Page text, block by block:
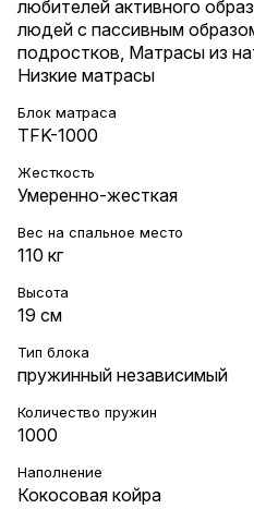
любителей активного
людей с пассивным
подростков Матрасы из
Низкие матрасы
Блок матраса
TFK-1000
Жесткость
Умеренно-жесткая
Вес на cпальное место
110 кг
Высота
19 см
Тип блока
пружинный независимый
Количество пружин
1000
Наполнение
Кокосовая койра